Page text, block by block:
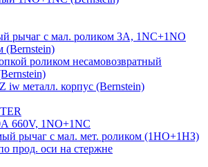
рычаг с мал. роликом 3А, 1NC+1NO
(Bernstein)
роликом несамовозвратный
iw металл. корпус (Bernstein)
660V, 1NO+1NC
рычаг с мал. мет. роликом (1НО+1НЗ)
прод. оси на стержне